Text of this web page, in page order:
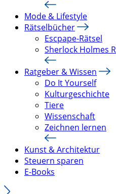
Mode & Lifestyle
Rätselbücher
Escpape-Rätsel
Sherlock Holmes
Ratgeber & Wissen
Do It Yourself
Kulturgeschichte
Tiere
Wissenschaft
Zeichnen lernen
Kunst & Architektur
Steuern sparen
E-Books